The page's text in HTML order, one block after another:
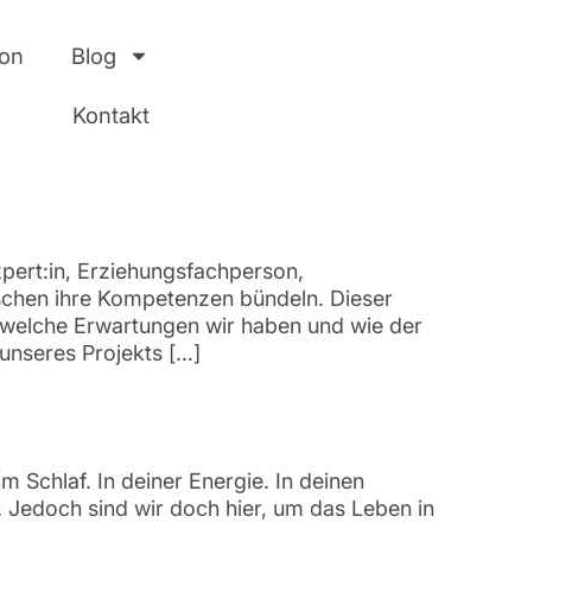
Blog
Kontakt
Erziehungsfachperson,
ihre Kompetenzen bündeln. Dieser
Erwartungen wir haben und wie der
Projekts […]
Schlaf. In deiner Energie. In deinen
sind wir doch hier, um das Leben in